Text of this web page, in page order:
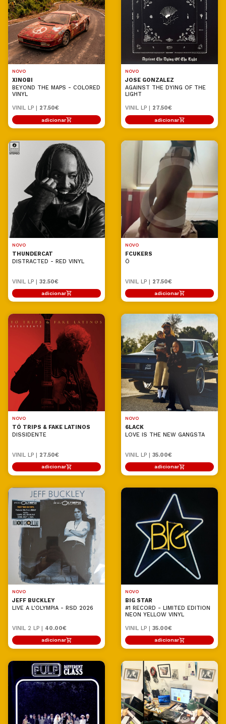
NOVO
XINOBI
BEYOND THE MAPS - COLORED
VINYL
VINIL LP | 27.50€
adicionar
NOVO
JOSE GONZALEZ
AGAINST THE DYING OF THE
LIGHT
VINIL LP | 27.50€
adicionar
NOVO
THUNDERCAT
DISTRACTED - RED VINYL
VINIL LP | 32.50€
adicionar
NOVO
FCUKERS
Ö
VINIL LP | 27.50€
adicionar
NOVO
TÓ TRIPS & FAKE LATINOS
DISSIDENTE
VINIL LP | 27.50€
adicionar
NOVO
6LACK
LOVE IS THE NEW GANGSTA
VINIL LP | 35.00€
adicionar
NOVO
JEFF BUCKLEY
LIVE A L'OLYMPIA - RSD 2026
VINIL 2 LP | 40.00€
adicionar
NOVO
BIG STAR
#1 RECORD - LIMITED EDITION
NEON YELLOW VINYL
VINIL LP | 35.00€
adicionar